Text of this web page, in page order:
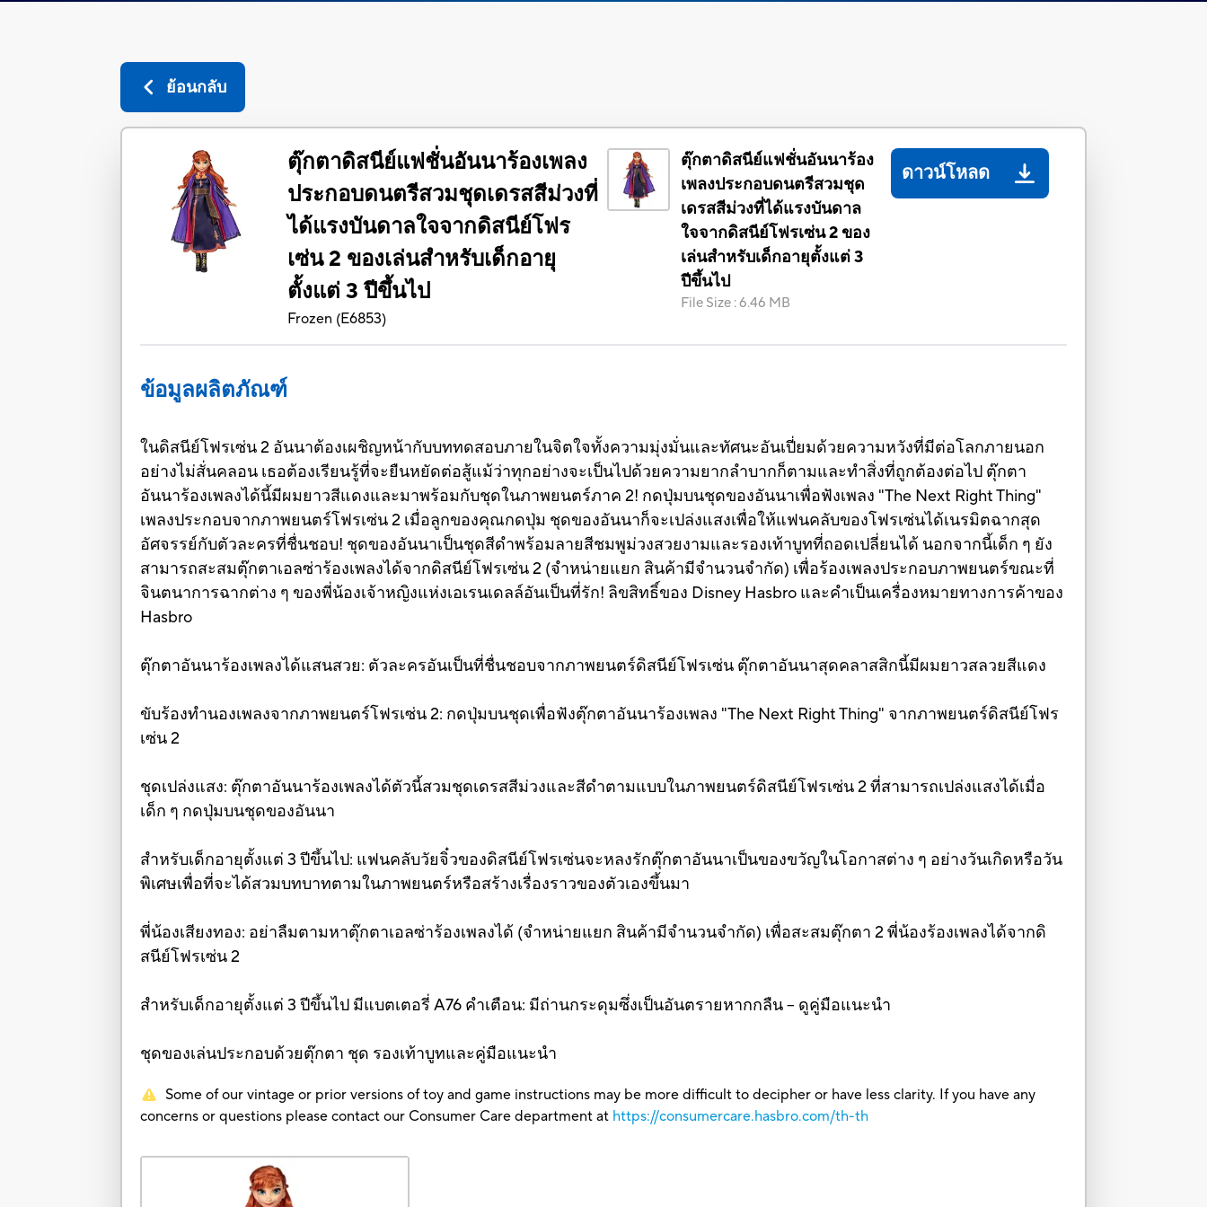
ย้อนกลับ
ตุ๊กตาดิสนีย์แฟชั่นอันนาร้องเพลง
ประกอบดนตรีสวมชุดเดรสสีม่วงที่
ได้แรงบันดาลใจจากดิสนีย์โฟร
เซ่น 2 ของเล่นสำหรับเด็กอายุ
ตั้งแต่ 3 ปีขึ้นไป
Frozen (E6853)
ตุ๊กตาดิสนีย์แฟชั่นอันนาร้อง
เพลงประกอบดนตรีสวมชุด
เดรสสีม่วงที่ได้แรงบันดาล
ใจจากดิสนีย์โฟรเซ่น 2 ของ
เล่นสำหรับเด็กอายุตั้งแต่ 3
ปีขึ้นไป
File Size :6.46 MB
ดาวน์โหลด
ข้อมูลผลิตภัณฑ์
ในดิสนีย์โฟรเซ่น 2 อันนาต้องเผชิญหน้ากับบททดสอบภายในจิตใจทั้งความมุ่งมั่นและทัศนะอันเปี่ยมด้วยความหวังที่มีต่อโลกภายนอก
อย่างไม่สั่นคลอน เธอต้องเรียนรู้ที่จะยืนหยัดต่อสู้แม้ว่าทุกอย่างจะเป็นไปด้วยความยากลำบากก็ตามและทำสิ่งที่ถูกต้องต่อไป ตุ๊กตา
อันนาร้องเพลงได้นี้มีผมยาวสีแดงและมาพร้อมกับชุดในภาพยนตร์ภาค 2! กดปุ่มบนชุดของอันนาเพื่อฟังเพลง "The Next Right Thing"
เพลงประกอบจากภาพยนตร์โฟรเซ่น 2 เมื่อลูกของคุณกดปุ่ม ชุดของอันนาก็จะเปล่งแสงเพื่อให้แฟนคลับของโฟรเซ่นได้เนรมิตฉากสุด
อัศจรรย์กับตัวละครที่ชื่นชอบ! ชุดของอันนาเป็นชุดสีดำพร้อมลายสีชมพูม่วงสวยงามและรองเท้าบูทที่ถอดเปลี่ยนได้ นอกจากนี้เด็ก ๆ ยัง
สามารถสะสมตุ๊กตาเอลซ่าร้องเพลงได้จากดิสนีย์โฟรเซ่น 2 (จำหน่ายแยก สินค้ามีจำนวนจำกัด) เพื่อร้องเพลงประกอบภาพยนตร์ขณะที่
จินตนาการฉากต่าง ๆ ของพี่น้องเจ้าหญิงแห่งเอเรนเดลล์อันเป็นที่รัก! ลิขสิทธิ์ของ Disney Hasbro และคำเป็นเครื่องหมายทางการค้าของ
Hasbro
ตุ๊กตาอันนาร้องเพลงได้แสนสวย: ตัวละครอันเป็นที่ชื่นชอบจากภาพยนตร์ดิสนีย์โฟรเซ่น ตุ๊กตาอันนาสุดคลาสสิกนี้มีผมยาวสลวยสีแดง
ขับร้องทำนองเพลงจากภาพยนตร์โฟรเซ่น 2: กดปุ่มบนชุดเพื่อฟังตุ๊กตาอันนาร้องเพลง "The Next Right Thing" จากภาพยนตร์ดิสนีย์โฟร
เซ่น 2
ชุดเปล่งแสง: ตุ๊กตาอันนาร้องเพลงได้ตัวนี้สวมชุดเดรสสีม่วงและสีดำตามแบบในภาพยนตร์ดิสนีย์โฟรเซ่น 2 ที่สามารถเปล่งแสงได้เมื่อ
เด็ก ๆ กดปุ่มบนชุดของอันนา
สำหรับเด็กอายุตั้งแต่ 3 ปีขึ้นไป: แฟนคลับวัยจิ๋วของดิสนีย์โฟรเซ่นจะหลงรักตุ๊กตาอันนาเป็นของขวัญในโอกาสต่าง ๆ อย่างวันเกิดหรือวัน
พิเศษเพื่อที่จะได้สวมบทบาทตามในภาพยนตร์หรือสร้างเรื่องราวของตัวเองขึ้นมา
พี่น้องเสียงทอง: อย่าลืมตามหาตุ๊กตาเอลซ่าร้องเพลงได้ (จำหน่ายแยก สินค้ามีจำนวนจำกัด) เพื่อสะสมตุ๊กตา 2 พี่น้องร้องเพลงได้จากดิ
สนีย์โฟรเซ่น 2
สำหรับเด็กอายุตั้งแต่ 3 ปีขึ้นไป มีแบตเตอรี่ A76 คำเตือน: มีถ่านกระดุมซึ่งเป็นอันตรายหากกลืน – ดูคู่มือแนะนำ
ชุดของเล่นประกอบด้วยตุ๊กตา ชุด รองเท้าบูทและคู่มือแนะนำ
Some of our vintage or prior versions of toy and game instructions may be more difficult to decipher or have less clarity. If you have any
concerns or questions please contact our Consumer Care department at https://consumercare.hasbro.com/th-th